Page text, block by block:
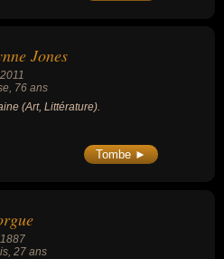
Jones
2011
, 76 ans
(Art, Littérature).
Tombe ►
1887
, 27 ans